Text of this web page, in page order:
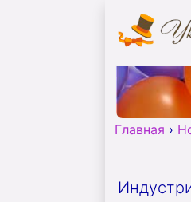
Главная ›